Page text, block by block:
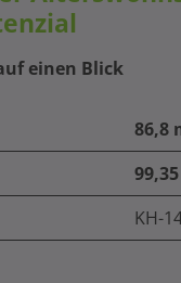
einen Blick
86,8
KH-